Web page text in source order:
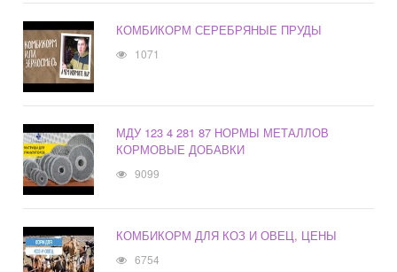
КОМБИКОРМ СЕРЕБРЯНЫЕ ПРУДЫ
1071
МДУ 123 4 281 87 НОРМЫ МЕТАЛЛОВ
КОРМОВЫЕ ДОБАВКИ
9099
КОМБИКОРМ ДЛЯ КОЗ И ОВЕЦ, ЦЕНЫ
6754